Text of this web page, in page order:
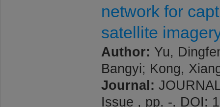
network for
satellite
Author: Yu,
Bangyi; Kong,
Journal:
Issue , pp. -. DOI: